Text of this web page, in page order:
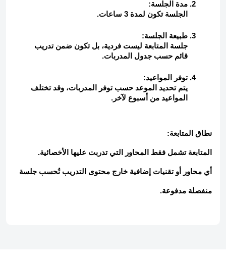
مدة الجلسة:
الجلسة تكون لمدة 3 ساعات.
طبيعة الجلسة:
جلسة المتابعة ليست فردية، بل تكون ضمن تدريب
قائم حسب جدول المدربات.
توفر المواعيد:
يتم تحديد الموعد حسب توفر المدربات، وقد تختلف
المواعيد من أسبوع لآخر.
نطاق المتابعة:
المتابعة تشمل فقط المحاور التي تدربت عليها الأخصائية.
أي محاور أو تقنيات إضافية خارج محتوى التدريب تُحسب جلسة
منفصلة مدفوعة.